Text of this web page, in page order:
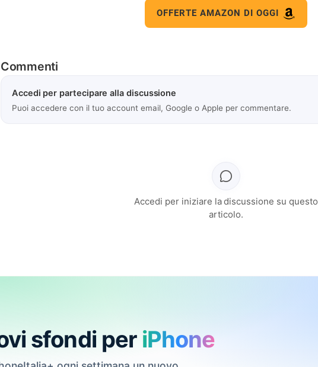
OFFERTE AMAZON DI OGGI
Commenti
Accedi per partecipare alla discussione
Puoi accedere con il tuo account email, Google o Apple per commentare.
Accedi per iniziare la discussione su questo
articolo.
sfondi per iPhone